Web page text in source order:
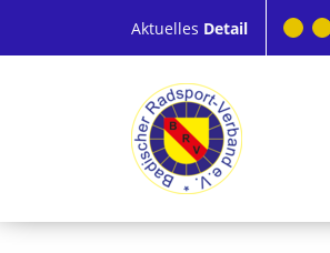
Aktuelles Detail